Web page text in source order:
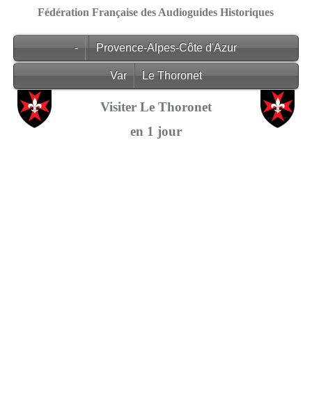
Fédération Française des Audioguides Historiques
- Provence-Alpes-Côte d'Azur
Var Le Thoronet
Visiter Le Thoronet
en 1 jour